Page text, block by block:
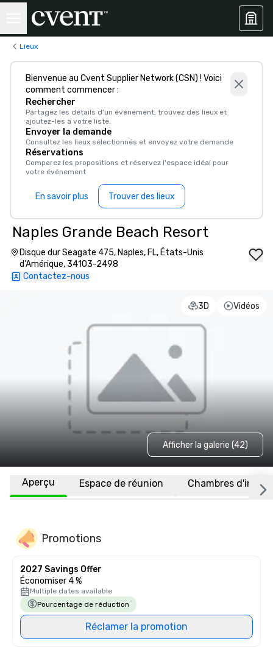
Lieux
Bienvenue au Cvent Supplier Network (CSN) ! Voici
comment commencer :
Rechercher
Partagez les détails d'un événement, trouvez des lieux et
ajoutez-les à votre liste.
Envoyer la demande
Consultez les lieux sélectionnés et envoyez votre demande
Réservations
Comparez les propositions et réservez l'espace idéal pour
votre événement
En savoir plus Trouver des lieux
Naples Grande Beach Resort
Disque dur Seagate 475, Naples, FL, États-Unis
d'Amérique, 34103-2498
Contactez-nous
3D Vidéos
Afficher la galerie (42)
Aperçu Espace de réunion Chambres
Promotions
2027 Savings Offer
Économiser 4 %
Multiple dates available
Pourcentage de réduction
Réclamer la promotion